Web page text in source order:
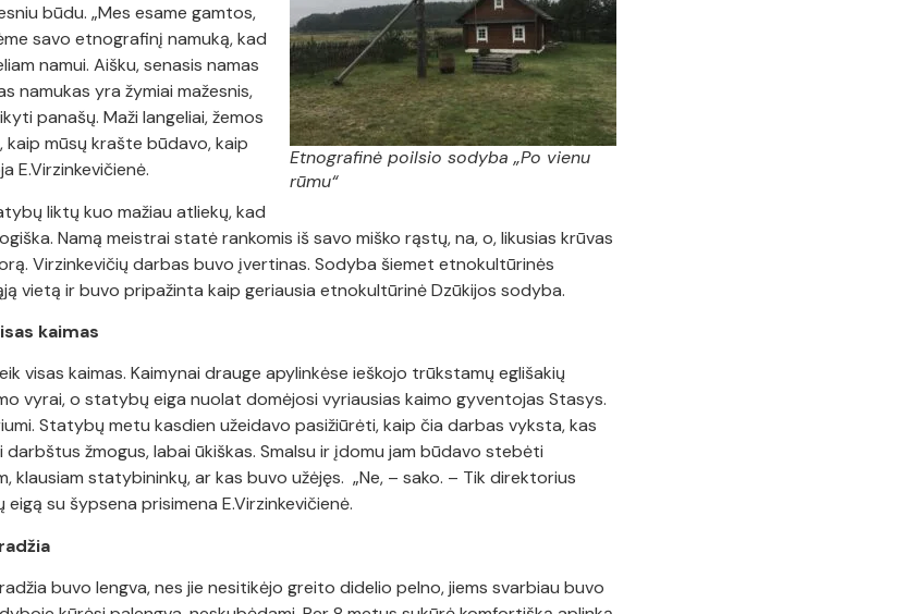
Etnografinė poilsio sodyba „Po vienu
rūmu“
būdu. „Mes esame gamtos,
savo etnografinį namuką, kad
namui. Aišku, senasis namas
namukas yra žymiai mažesnis,
panašų. Maži langeliai, žemos
kaip mūsų krašte būdavo, kaip
E.Virzinkevičienė.
liktų kuo mažiau atliekų, kad
Namą meistrai statė rankomis iš savo miško rąstų, na, o, likusias krūvas
Virzinkevičių darbas buvo įvertinas. Sodyba šiemet etnokultūrinės
vietą ir buvo pripažinta kaip geriausia etnokultūrinė Dzūkijos sodyba.
kaimas
visas kaimas. Kaimynai drauge apylinkėse ieškojo trūkstamų eglišakių
vyrai, o statybų eiga nuolat domėjosi vyriausias kaimo gyventojas Stasys.
Statybų metu kasdien užeidavo pasižiūrėti, kaip čia darbas vyksta, kas
žmogus, labai ūkiškas. Smalsu ir įdomu jam būdavo stebėti
klausiam statybininkų, ar kas buvo užėjęs. „Ne, – sako. – Tik direktorius
su šypsena prisimena E.Virzinkevičienė.
buvo lengva, nes jie nesitikėjo greito didelio pelno, jiems svarbiau buvo